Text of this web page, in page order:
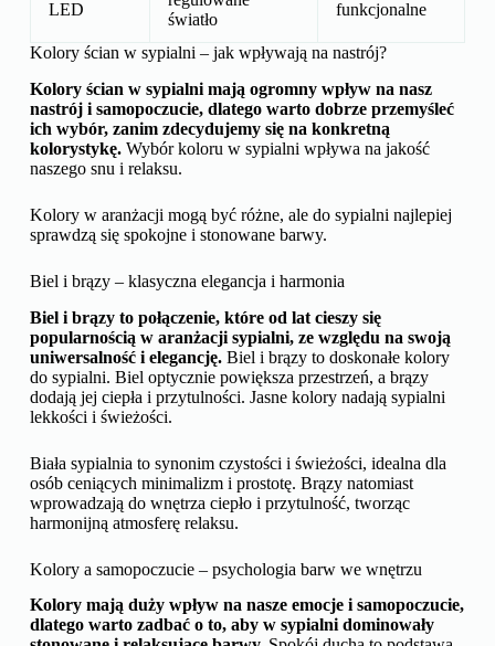
LED
światło
funkcjonalne
Kolory ścian w sypialni – jak wpływają na nastrój?
Kolory ścian w sypialni mają ogromny wpływ na nasz
nastrój i samopoczucie, dlatego warto dobrze przemyśleć
ich wybór, zanim zdecydujemy się na konkretną
kolorystykę.Wybór koloru w sypialni wpływa na jakość
naszego snu i relaksu.
Kolory w aranżacji mogą być różne, ale do sypialni najlepiej
sprawdzą się spokojne i stonowane barwy.
Biel i brązy – klasyczna elegancja i harmonia
Biel i brązy to połączenie, które od lat cieszy się
popularnością w aranżacji sypialni, ze względu na swoją
uniwersalność i elegancję.Biel i brązy to doskonałe kolory
do sypialni. Biel optycznie powiększa przestrzeń, a brązy
dodają jej ciepła i przytulności. Jasne kolory nadają sypialni
lekkości i świeżości.
Biała sypialnia to synonim czystości i świeżości, idealna dla
osób ceniących minimalizm i prostotę. Brązy natomiast
wprowadzają do wnętrza ciepło i przytulność, tworząc
harmonijną atmosferę relaksu.
Kolory a samopoczucie – psychologia barw we wnętrzu
Kolory mają duży wpływ na nasze emocje i samopoczucie,
dlatego warto zadbać o to, aby w sypialni dominowały